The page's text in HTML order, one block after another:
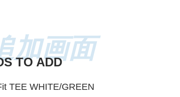
TO ADD
TEE WHITE/GREEN